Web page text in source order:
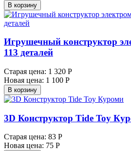
В корзину
Игрушечный конструктор
113 деталей
Старая цена: 1 320 Р
Новая цена: 1 100 Р
В корзину
3D Конструктор Tide Toy
Старая цена: 83 Р
Новая цена: 75 Р